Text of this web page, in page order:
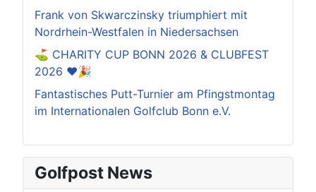
Frank von Skwarczinsky triumphiert mit
Nordrhein-Westfalen in Niedersachsen
⛳️ CHARITY CUP BONN 2026 & CLUBFEST
2026 ❤️🎉
Fantastisches Putt-Turnier am Pfingstmontag
im Internationalen Golfclub Bonn e.V.
Golfpost News